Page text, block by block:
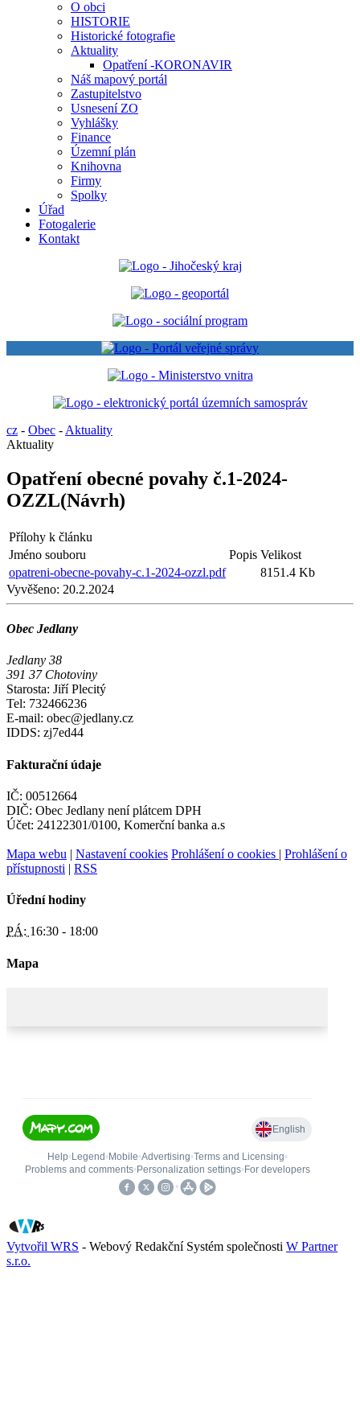
O obci
HISTORIE
Historické fotografie
Aktuality
Opatření -KORONAVIR
Náš mapový portál
Zastupitelstvo
Usnesení ZO
Vyhlášky
Finance
Územní plán
Knihovna
Firmy
Spolky
Úřad
Fotogalerie
Kontakt
cz - Obec - Aktuality
Aktuality
Opatření obecné povahy č.1-2024-
OZZL(Návrh)
Přílohy k článku
Jméno souboru
Popis Velikost
opatreni-obecne-povahy-c.1-2024-ozzl.pdf
8151.4 Kb
Vyvěšeno: 20.2.2024
Obec Jedlany
Jedlany 38
391 37 Chotoviny
Starosta: Jiří Plecitý
Tel: 732466236
E-mail: obec@jedlany.cz
IDDS: zj7ed44
Fakturační údaje
IČ: 00512664
DIČ: Obec Jedlany není plátcem DPH
Účet: 24122301/0100, Komerční banka a.s
Mapa webu | Nastavení cookies Prohlášení o cookies | Prohlášení o
přístupnosti | RSS
Úřední hodiny
PÁ: 16:30 - 18:00
Mapa
Vytvořil WRS - Webový Redakční Systém společnosti W Partner
s.r.o.